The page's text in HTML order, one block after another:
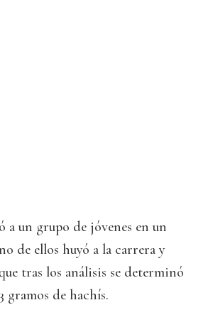
un grupo de jóvenes en un
de ellos huyó a la carrera y
tras los análisis se determinó
gramos de hachís.